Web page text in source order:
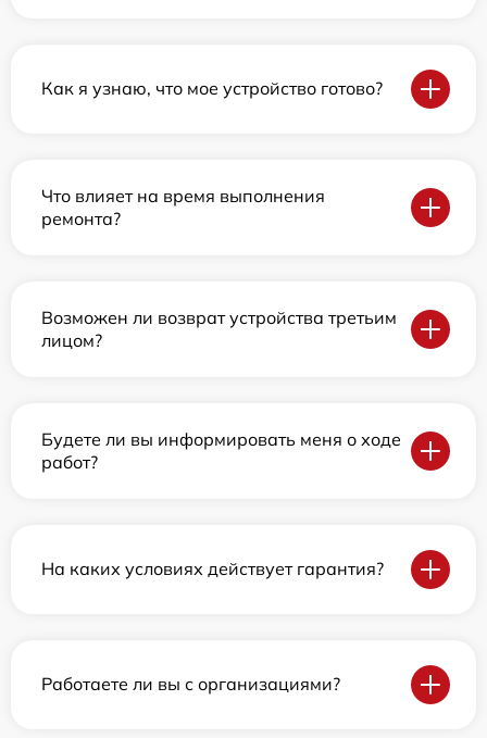
Как я узнаю, что мое устройство готово?
Что влияет на время выполнения
ремонта?
Возможен ли возврат устройства третьим
лицом?
Будете ли вы информировать меня о ходе
работ?
На каких условиях действует гарантия?
Работаете ли вы с организациями?